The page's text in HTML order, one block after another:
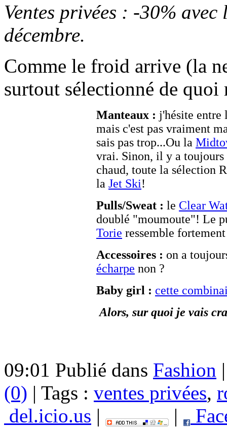
Ventes privées : -30%
décembre.
Comme le froid arrive (la
surtout sélectionné de
Manteaux : j'hésite entre
mais c'est pas vraiment
sais pas trop...Ou la
vrai. Sinon, il y a
chaud, toute la sélection
la Jet Ski!
Pulls/Sweat : le Clear
doublé "moumoute"! Le
Torie ressemble
Accessoires : on a
écharpe non ?
Baby girl : cette
Alors, sur quoi je vais
09:01 Publié dans Fashion
(0) | Tags : ventes privées,
del.icio.us | |